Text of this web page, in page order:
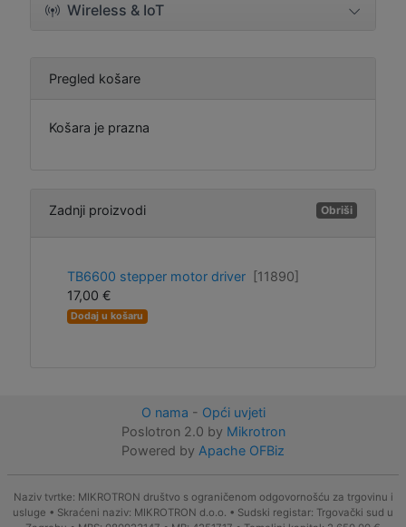
Wireless & IoT
Pregled košare
Košara je prazna
Zadnji proizvodi Obriši
TB6600 stepper motor driver
[11890]
17,00 €
Dodaj u košaru
O nama - Opći uvjeti
Poslotron 2.0 by Mikrotron
Powered by Apache OFBiz
Naziv tvrtke: MIKROTRON društvo s ograničenom odgovornošću za trgovinu i
usluge • Skraćeni naziv: MIKROTRON d.o.o. • Sudski registar: Trgovački sud u